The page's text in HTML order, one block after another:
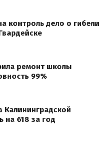
контроль дело о гибели
ремонт школы
99%
Калининградской
на 618 за год